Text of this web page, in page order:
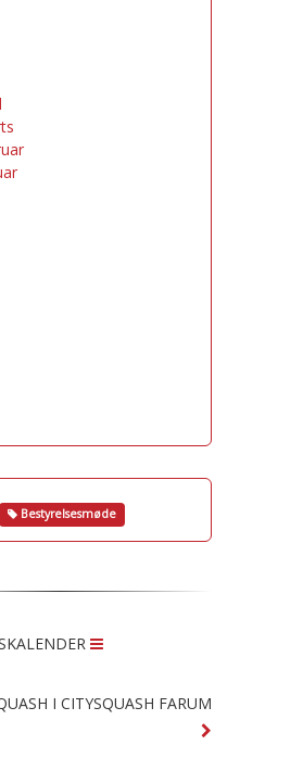
Bestyrelsesmøde
I CITYSQUASH FARUM